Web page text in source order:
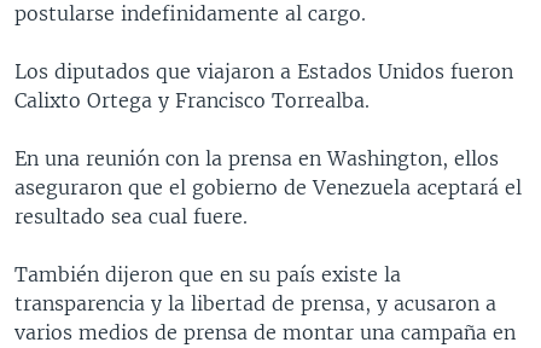
PERÚ
ECUADOR
VENEZUELA
BRASIL
GUATEMALA
HONDURAS
NICARAGUA
LIBERTAD DE PRENSA
MUNDO
ECONOMÍA
ENTRETENIMIENTO Y CULTURA
TECNOLOGÍA
CIENCIA Y SALUD
LIBERTAD DE PRENSA
UCRANIA
MULTIMEDIA
VIDEOS
FOTOGRAFÍA
PROGRAMAS TV
EL MUNDO AL DÍA
VISIÓN 360
LAS CLAVES
RADIO
AUDIONOTICIAS
BUENOS DÍAS AMÉRICA
DOCUMENTALES DE LA VOA
postularse indefinidamente al cargo.
Los diputados que viajaron a Estados Unidos fueron
Calixto Ortega y Francisco Torrealba.
En una reunión con la prensa en Washington, ellos
aseguraron que el gobierno de Venezuela aceptará el
resultado sea cual fuere.
También dijeron que en su país existe la
transparencia y la libertad de prensa, y acusaron a
varios medios de prensa de montar una campaña en